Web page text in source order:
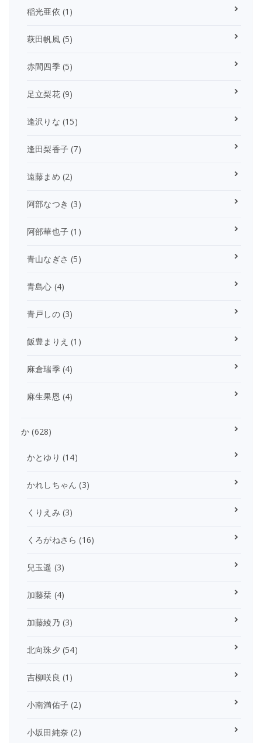
稲光亜依 (1)
萩田帆風(5)
赤間四季(5)
足立梨花(9)
逢沢りな (15)
逢田梨香子 (7)
遠藤まめ (2)
阿部なつき (3)
阿部華也子 (1)
青山なぎさ (5)
青島心 (4)
青戸しの(3)
飯豊まりえ (1)
麻倉瑞季(4)
麻生果恩 (4)
か (628)
かとゆり (14)
かれしちゃん (3)
くりえみ (3)
くろがねさら (16)
兒玉遥 (3)
加藤栞 (4)
加藤綾乃 (3)
北向珠夕 (54)
吉柳咲良 (1)
小南満佑子 (2)
小坂田純奈 (2)